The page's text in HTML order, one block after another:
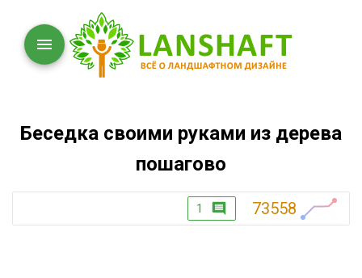
Беседка своими руками из дерева
пошагово
1 73558